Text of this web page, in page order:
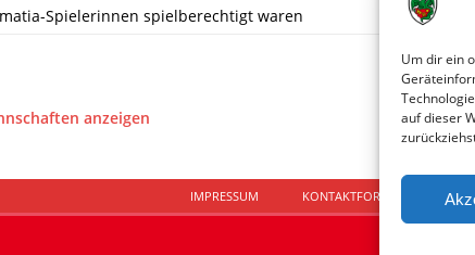
Um dir ein
auf dieser
Spielerinnen spielberechtigt waren
anzeigen
IMPRESSUM KONTAKTFORMULAR